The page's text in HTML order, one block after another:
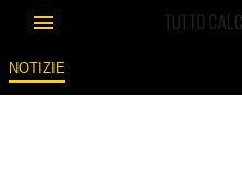
NOTIZIE